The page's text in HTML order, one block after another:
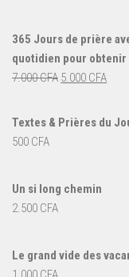
365 Jours de prière
quotidien pour obtenir
7.000CFA Le
initial
5.000 CFA
actuel
Textes & Prières du
500 CFA
Un si long chemin
2.500 CFA
Le grand vide des